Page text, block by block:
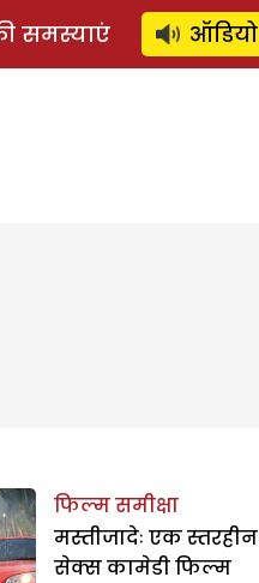
⚲ SUBSCRIBE
समस्याएं ऑडियो
फिल्म समीक्षा
मस्तीजादेः एक स्तरहीन
सेक्स कामेडी फिल्म